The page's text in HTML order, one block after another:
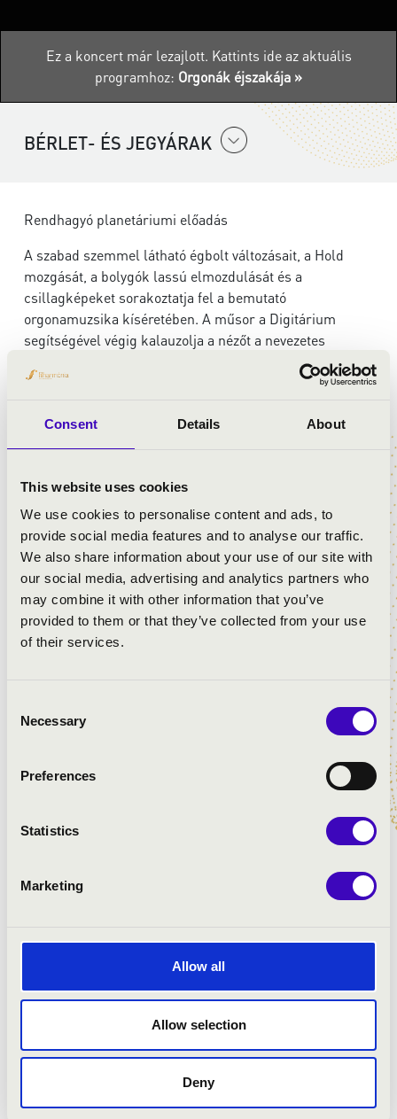
Consent Details About
This website uses cookies
We use cookies to personalise content and ads, to
provide social media features and to analyse our traffic.
We also share information about your use of our site with
our social media, advertising and analytics partners who
may combine it with other information that you’ve
provided to them or that they’ve collected from your use
of their services.
Selection
Necessary
Preferences
Statistics
Marketing
Allow all
Allow selection
Deny
Ez a koncert már lezajlott. Kattints ide az aktuális
programhoz: Orgonák éjszakája »
BÉRLET- ÉS JEGYÁRAK
Rendhagyó planetáriumi előadás
A szabad szemmel látható égbolt változásait, a Hold
mozgását, a bolygók lassú elmozdulását és a
csillagképeket sorakoztatja fel a bemutató
orgonamuzsika kíséretében. A műsor a Digitárium
segítségével végig kalauzolja a nézőt a nevezetes
földrajzi szélességeken, Egyenlítőtől a térítőkön és
Sarkkörön keresztül egészen a Pólusokig. A műsorban
Naprendszer égitestei, a Tejútrendszer és az ember által
ismert Világegyetem galaxisai, egyéb objektumai. A
bemutatásra kerül az égbolton történő kalandozás
során.
Planetáriumi előadás 8 éves kortól bármely
korosztálynak.
Időtartama 50 perc.
A program a Zsolnay Örökségkezelő Nkft.
együttműködésével jön létre.
ELŐADÓK:
Gorni Mirjána Mira